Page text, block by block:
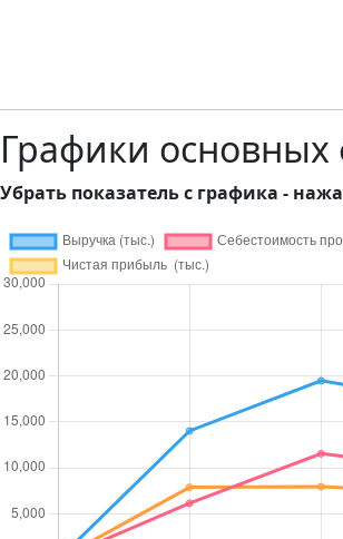
Графики
Убрать показатель с графика -